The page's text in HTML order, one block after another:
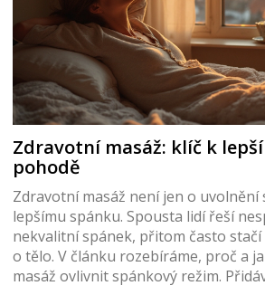
Zdravotní masáž: klíč k
pohodě
Zdravotní masáž není jen o uvolnění
lepšímu spánku. Spousta lidí řeší
nekvalitní spánek, přitom často stačí
o tělo. V článku rozebíráme, proč a
masáž ovlivnit spánkový režim.